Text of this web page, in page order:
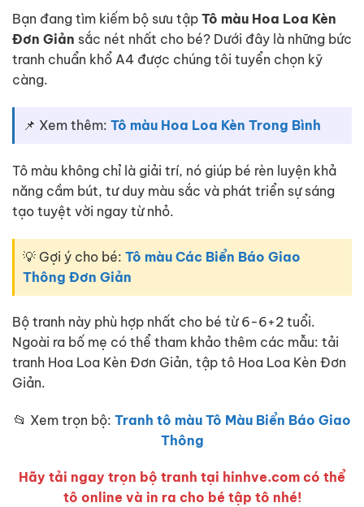
Bạn đang tìm kiếm bộ sưu tập Tô màu Hoa Loa Kèn
Đơn Giản sắc nét nhất cho bé? Dưới đây là những bức
tranh chuẩn khổ A4 được chúng tôi tuyển chọn kỹ
càng.
📌 Xem thêm: Tô màu Hoa Loa Kèn Trong Bình
Tô màu không chỉ là giải trí, nó giúp bé rèn luyện khả
năng cầm bút, tư duy màu sắc và phát triển sự sáng
tạo tuyệt vời ngay từ nhỏ.
💡 Gợi ý cho bé: Tô màu Các Biển Báo Giao
Thông Đơn Giản
Bộ tranh này phù hợp nhất cho bé từ 6-6+2 tuổi.
Ngoài ra bố mẹ có thể tham khảo thêm các mẫu: tải
tranh Hoa Loa Kèn Đơn Giản, tập tô Hoa Loa Kèn Đơn
Giản.
📂 Xem trọn bộ: Tranh tô màu Tô Màu Biển Báo Giao
Thông
Hãy tải ngay trọn bộ tranh tại hinhve.com có thể
tô online và in ra cho bé tập tô nhé!